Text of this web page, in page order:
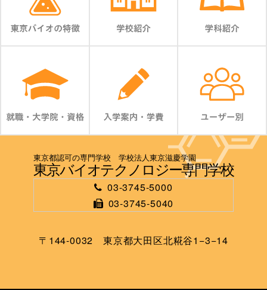
東京都認可の専門学校 学校法人東京滋慶学園
東京バイオテクノロジー専門学校
03-3745-5000
03-3745-5040
〒144-0032 東京都大田区北糀谷1−3−14